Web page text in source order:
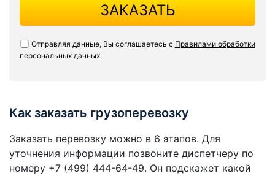
ЗАКАЗАТЬ
Отправляя данные, Вы соглашаетесь с Правилами обработки
персональных данных
Как заказать грузоперевозку
Заказать перевозку можно в 6 этапов. Для
уточнения информации позвоните диспетчеру по
номеру +7 (499) 444-64-49. Он подскажет какой